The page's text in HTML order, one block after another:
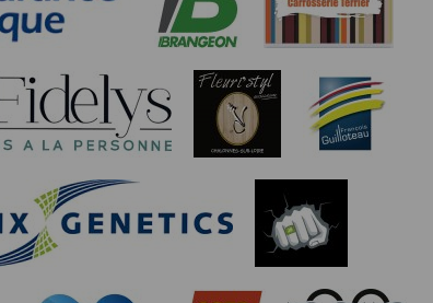
vous opposer au traitement des
notre politique de confidentialité,
synchronisation de base, il est
la localisation de votre appareil,